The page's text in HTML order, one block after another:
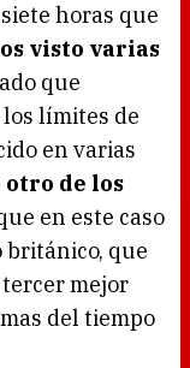
horas que
visto varias
que
límites de
en varias
otro de los
en este caso
británico, que
mejor
del tiempo